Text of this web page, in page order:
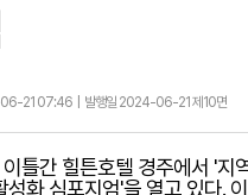
21 07:46 | 발행일 2024-06-21 제10면
이틀간 힐튼호텔 경주에서 '
성화 심포지엄'을 열고 있다.